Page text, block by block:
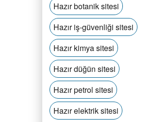
Hazır botanik sitesi
Hazır iş-güvenliği sitesi
Hazır kimya sitesi
Hazır düğün sitesi
Hazır petrol sitesi
Hazır elektrik sitesi